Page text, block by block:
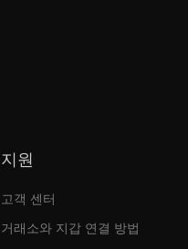
지원
고객 센터
거래소와 지갑 연결 방법